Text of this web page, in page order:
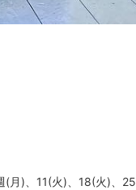
(月)、11(火)、18(火)、